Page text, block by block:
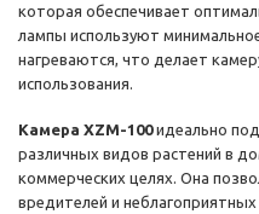
которая обеспечивает
лампы используют
нагреваются, что делает
использования.
Камера XZM-100идеально
различных видов растений в
коммерческих целях. Она
вредителей и